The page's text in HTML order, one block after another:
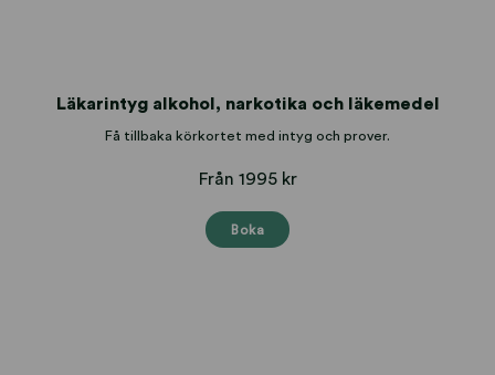
Läkarintyg alkohol, narkotika och läkemedel
Få tillbaka körkortet med intyg och prover.
Från 1995 kr
Boka